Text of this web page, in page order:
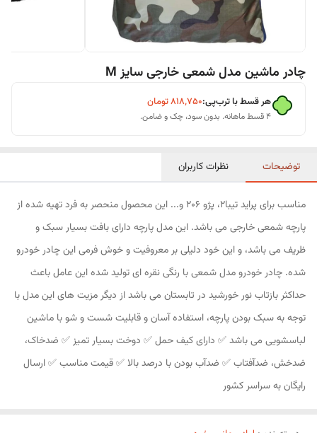
چادر ماشین مدل شمعی خارجی سایز M
هر قسط با ترب‌پی:۸۱۸٬۷۵۰تومان
۴ قسط ماهانه. بدون سود، چک و ضامن.
توضیحات نظرات کاربران
مناسب برای پراید تیبا2، پژو 206 و... این محصول منحصر به فرد تهیه شده از
پارچه شمعی خارجی می باشد. این مدل پارچه دارای بافت بسیار سبک و
ظریف می باشد، و این خود دلیلی بر معروفیت و خوش فرمی این چادر خودرو
شده. چادر خودرو مدل شمعی با رنگی نقره ای تولید شده این عامل باعث
حداکثر بازتاب نور خورشید در تابستان می باشد از دیگر مزیت های این مدل با
توجه به سبک بودن پارچه، استفاده آسان و قابلیت شست و شو با ماشین
لباسشویی می باشد ✅ دارای کیف حمل ✅ دوخت بسیار تمیز ✅ ضدخاک،
ضدخش، ضدآفتاب ✅ ضدآب بودن با درصد بالا ✅ قیمت مناسب ✅ ارسال
رایگان به سراسر کشور